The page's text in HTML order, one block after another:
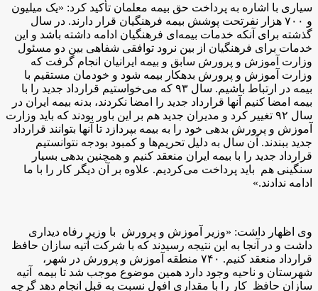
سیاری با اشاره به پرداخت حق بیمه معلمان تأکید کرد: «یک میلیون
و ۷۰۰ هزار نفرتحت پوشش بیمه فرهنگیان قرار دارند. در سال
گذشته برای آنکه خدمات بیمه‌ای فرهنگیان ادامه داشته باشد و این
خدمات برای فرهنگیان از بین نرود توافقی شفاهی بین دو مسئول
وزارت آموزش و پرورش سابق و بیمه ایرانیان انجام گرفت که
وزارت آموزش و پرورش بدهکار بیمه شود و خودمان مستقیم با
بیمه در ارتباط باشیم. سال ۹۳ که می‌خواستیم قرارداد جدید را با
بیمه امضا کنیم آنها قرارداد جدید را امضا نکردند، بدنه بیمه ایران در
سال ۹۲ تغییر کرد و مدیران جدید هم بر این باور بودند که باید وزارت
آموزش و پرورش بدهی خود را به بیمه بپردازد تا آنها بتوانند قرارداد
جدید ببندند. آن سال به دلیل تحریم‌ها و کمبود بودجه نتوانستیم
قرارداد جدید را با بیمه ایران منعقد کنیم و همچنین بدهی بسیار
سنگینی هم باید پرداخت می‌کردیم. علاوه بر آن دیگر کار را با ما
ادامه ندادند.»
وی اظهار داشت: «وزیر آموزش و پرورش با وزیر رفاه دیداری
داشت و در آنجا به این نتیجه رسیدند که با شرکت آتیه سازان حافظ
قرارداد منعقد کنیم. ۷۴۰ منطقه آموزش و پرورش در شهر،
شهرستان و ناحیه وجود دارد همین موضوع موجب شد تا بیمه آتیه
سازان حافظ کار را با مقداری افول نسبت به قبل انجام دهد گرچه